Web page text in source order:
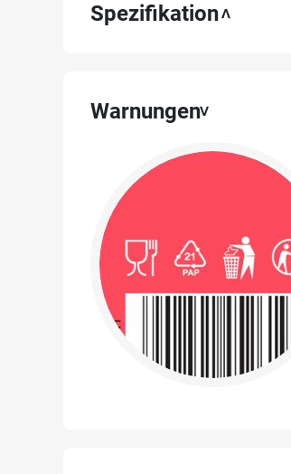
Spezifikation
Warnungen